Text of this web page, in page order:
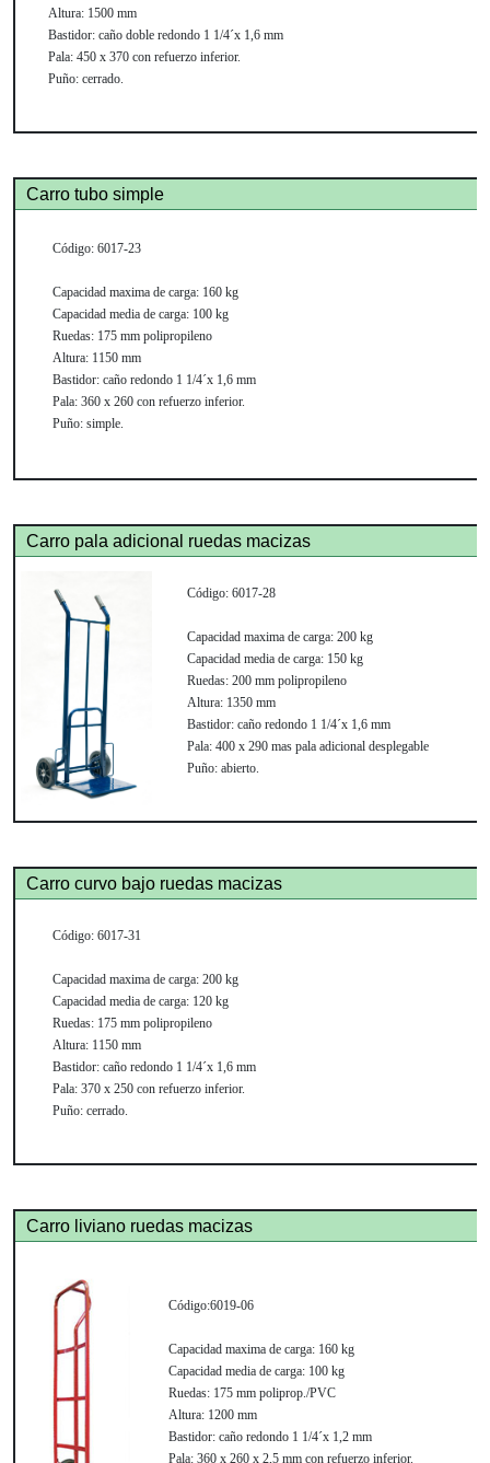
Altura: 1500 mm
Bastidor: caño doble redondo 1 1/4´x 1,6 mm
Pala: 450 x 370 con refuerzo inferior.
Puño: cerrado.
Carro tubo simple
Código: 6017-23
Capacidad maxima de carga: 160 kg
Capacidad media de carga: 100 kg
Ruedas: 175 mm polipropileno
Altura: 1150 mm
Bastidor: caño redondo 1 1/4´x 1,6 mm
Pala: 360 x 260 con refuerzo inferior.
Puño: simple.
Carro pala adicional ruedas macizas
Código: 6017-28
Capacidad maxima de carga: 200 kg
Capacidad media de carga: 150 kg
Ruedas: 200 mm polipropileno
Altura: 1350 mm
Bastidor: caño redondo 1 1/4´x 1,6 mm
Pala: 400 x 290 mas pala adicional desplegable
Puño: abierto.
Carro curvo bajo ruedas macizas
Código: 6017-31
Capacidad maxima de carga: 200 kg
Capacidad media de carga: 120 kg
Ruedas: 175 mm polipropileno
Altura: 1150 mm
Bastidor: caño redondo 1 1/4´x 1,6 mm
Pala: 370 x 250 con refuerzo inferior.
Puño: cerrado.
Carro liviano ruedas macizas
Código:6019-06
Capacidad maxima de carga: 160 kg
Capacidad media de carga: 100 kg
Ruedas: 175 mm poliprop./PVC
Altura: 1200 mm
Bastidor: caño redondo 1 1/4´x 1,2 mm
Pala: 360 x 260 x 2,5 mm con refuerzo inferior.